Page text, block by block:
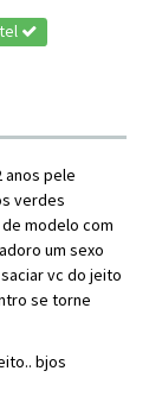
anos pele
verdes
modelo com
um sexo
vc do jeito
se torne
bjos